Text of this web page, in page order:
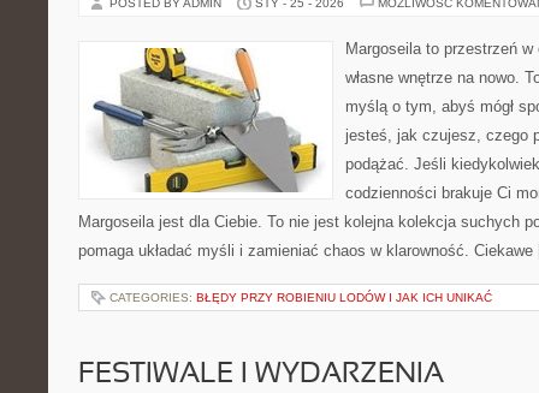
POSTED BY ADMIN STY - 25 - 2026 MOŻLIWOŚĆ
Margoseila to przestrzeń
własne wnętrze na nowo.
myślą o tym, abyś mógł
jesteś, jak czujesz, czego
podążać. Jeśli
codzienności brakuje Ci
Margoseila jest dla Ciebie. To nie jest kolejna kolekcja suchych
pomaga układać myśli i zamieniać chaos w klarowność.
CATEGORIES: BŁĘDY PRZY ROBIENIU LODÓW I JAK ICH UNIKAĆ
FESTIWALE I WYDARZENIA